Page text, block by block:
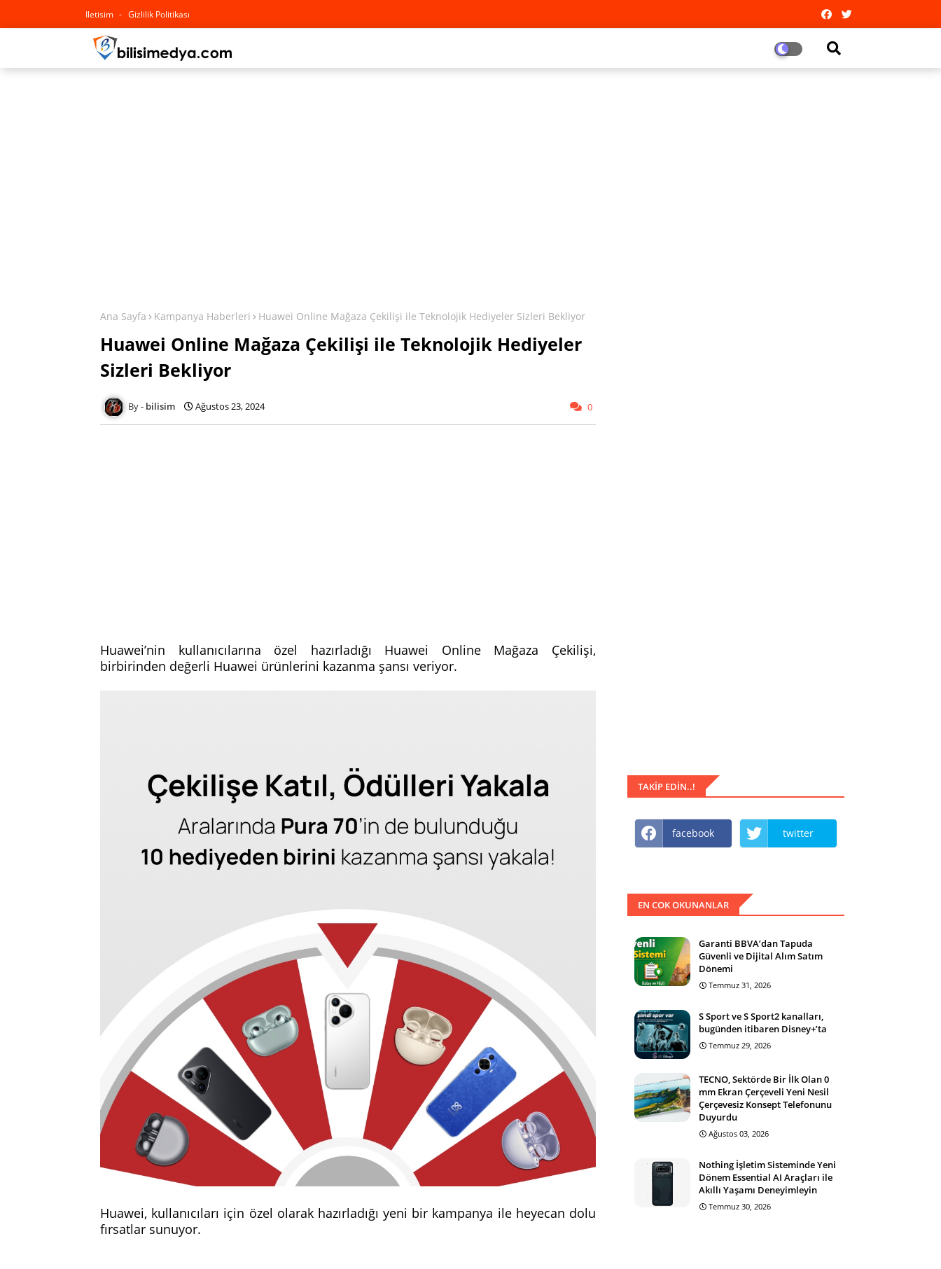
Iletisim Gizlilik Politikası
Ana Sayfa Kampanya Haberleri Huawei Online Mağaza Çekilişi ile Teknolojik Hediyeler Sizleri Bekliyor
Huawei Online Mağaza Çekilişi ile Teknolojik Hediyeler
Sizleri Bekliyor
bilisim Ağustos 23, 2024 0
Huawei’nin kullanıcılarına özel hazırladığı Huawei Online Mağaza Çekilişi,
birbirinden değerli Huawei ürünlerini kazanma şansı veriyor.
Huawei, kullanıcıları için özel olarak hazırladığı yeni bir kampanya ile heyecan dolu
fırsatlar sunuyor.
TAKIP EDIN..!
facebook twitter
EN COK OKUNANLAR
Garanti BBVA’dan Tapuda
Güvenli ve Dijital Alım Satım
Dönemi
Temmuz 31, 2026
S Sport ve S Sport2 kanalları,
bugünden itibaren Disney+’ta
Temmuz 29, 2026
TECNO, Sektörde Bir İlk Olan 0
mm Ekran Çerçeveli Yeni Nesil
Çerçevesiz Konsept Telefonunu
Duyurdu
Ağustos 03, 2026
Nothing İşletim Sisteminde Yeni
Dönem Essential AI Araçları ile
Akıllı Yaşamı Deneyimleyin
Temmuz 30, 2026